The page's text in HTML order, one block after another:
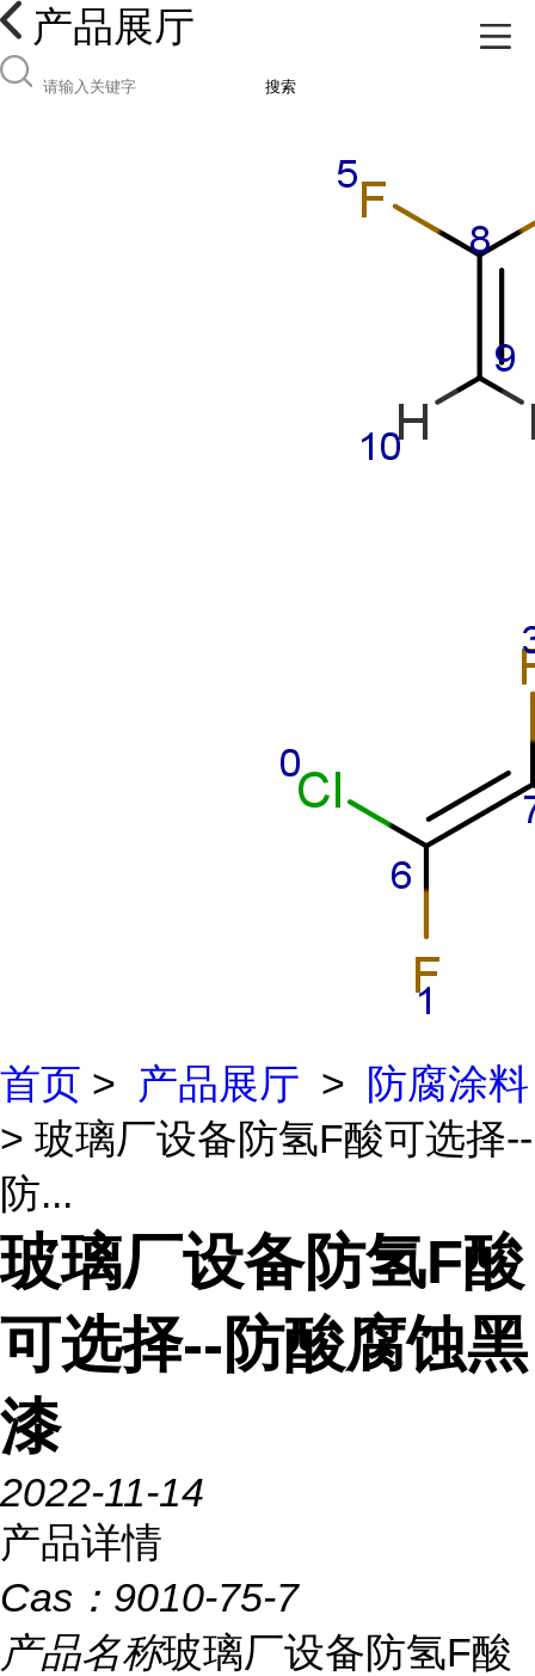
产品展厅
搜索
首页 > 产品展厅 >
防腐涂料
> 玻璃厂设备防氢F酸可选择--
防...
玻璃厂设备防氢F酸
可选择--防酸腐蚀黑
漆
2022-11-14
产品详情
Cas： 9010-75-7
产品名称玻璃厂设备防氢F酸